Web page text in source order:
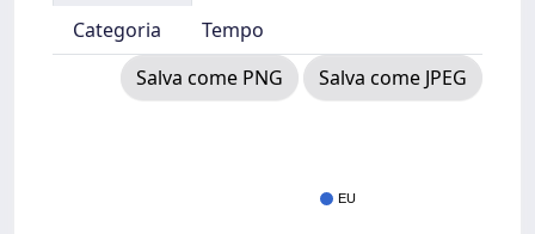
Categoria
Tempo
Salva come PNG
Salva come JPEG
EU